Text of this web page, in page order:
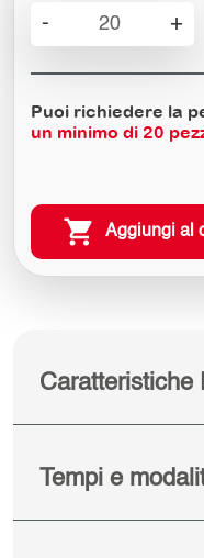
Scatolina
del
- +
Puoi richiedere la
un minimo di 20
Aggiungi al
Caratteristiche
Tempi e